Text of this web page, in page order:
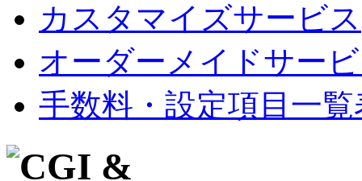
カスタマイズサービス
オーダーメイドサー
手数料・設定項目一覧